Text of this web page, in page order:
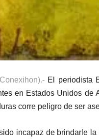
El periodista
en Estados Unidos de
corre peligro de ser
incapaz de brindarle